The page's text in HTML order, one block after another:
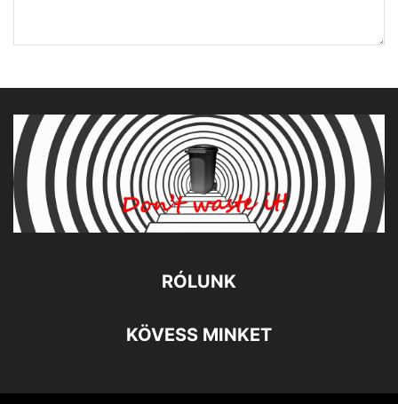
RÓLUNK
KÖVESS MINKET